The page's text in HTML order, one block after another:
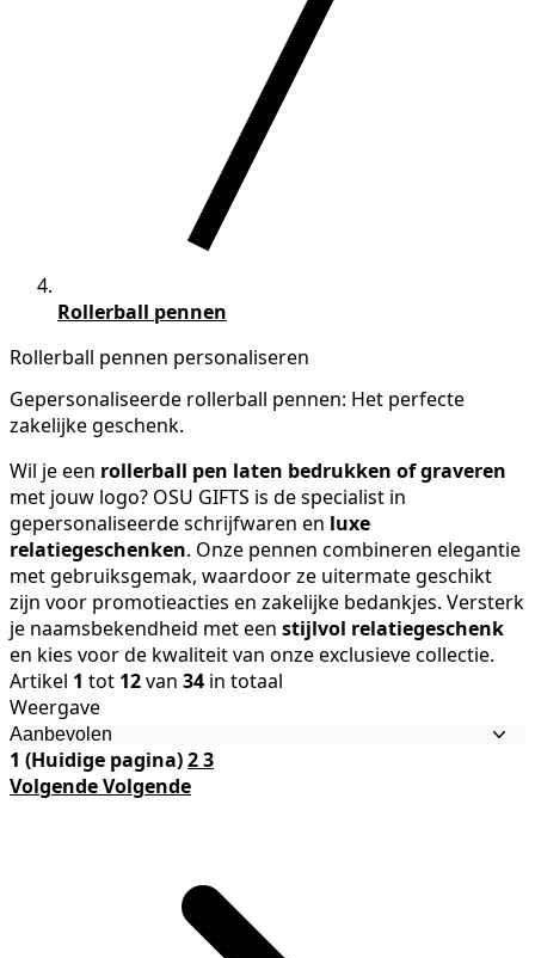
Rollerball pennen
Rollerball pennen personaliseren
Gepersonaliseerde rollerball pennen: Het perfecte
zakelijke geschenk.
Wil je een rollerball pen laten bedrukken of graveren
met jouw logo? OSU GIFTS is de specialist in
gepersonaliseerde schrijfwaren en luxe
relatiegeschenken. Onze pennen combineren elegantie
met gebruiksgemak, waardoor ze uitermate geschikt
zijn voor promotieacties en zakelijke bedankjes. Versterk
je naamsbekendheid met een stijlvol relatiegeschenk
en kies voor de kwaliteit van onze exclusieve collectie.
Artikel 1 tot 12van 34 in totaal
Weergave
1 (Huidige pagina)23
VolgendeVolgende